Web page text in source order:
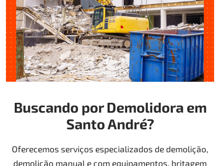
Buscando por Demolidora em
Santo André?
Oferecemos serviços especializados de demolição,
demolição manual e com equipamentos, britagem